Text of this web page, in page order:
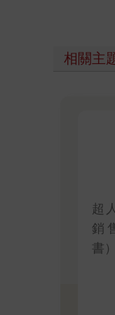
相關主
超
銷
書